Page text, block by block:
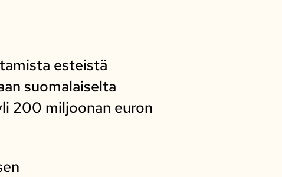
esteistä
suomalaiselta
200 miljoonan euron